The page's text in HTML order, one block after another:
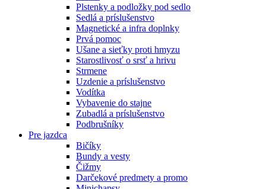
Plstenky a podložky pod sedlo
Sedlá a príslušenstvo
Magnetické a infra doplnky
Prvá pomoc
Ušane a sieťky proti hmyzu
Starostlivosť o srsť a hrivu
Strmene
Uzdenie a príslušenstvo
Vodítka
Vybavenie do stajne
Zubadlá a príslušenstvo
Podbrušníky
Pre jazdca
Bičíky
Bundy a vesty
Čižmy
Darčekové predmety a promo